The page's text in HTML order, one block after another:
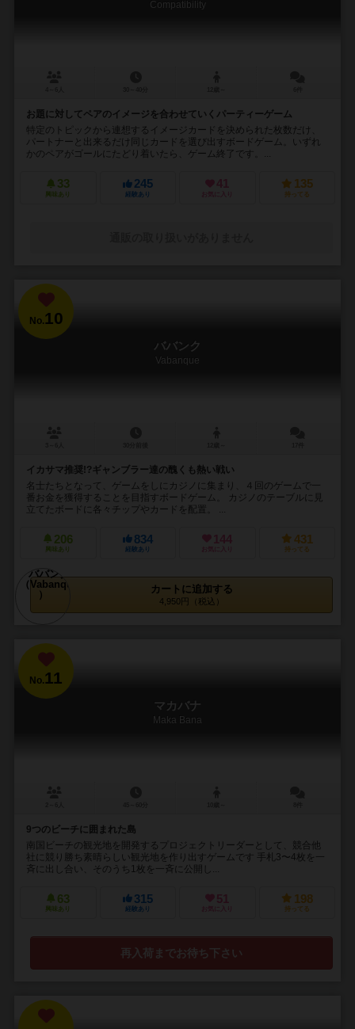
Compatibility
お題に対してペアのイメージを合わせていくパーティーゲーム
特定のトピックから連想するイメージカードを決められた枚数だけ、
パートナーと出来るだけ同じカードを選び出すボードゲーム。いずれ
かのペアがゴールにたどり着いたら、ゲーム終了です。...
33
興味あり
245
経験あり
41
お気に入り
135
持ってる
No. 10
ババンク
Vabanque
イカサマ推奨!?ギャンブラー達の醜くも熱い戦い
名士たちとなって、ゲームをしにカジノに集まり、４回のゲームで一
番お金を獲得することを目指すボードゲーム。 カジノのテーブルに見
立てたボードに各々チップやカードを配置。 ...
206
興味あり
834
経験あり
144
お気に入り
431
持ってる
カートに追加する
4,950円（税込）
No.11
マカバナ
Maka Bana
9つのビーチに囲まれた島
南国ビーチの観光地を開発するプロジェクトリーダーとして、競合他
社に競り勝ち素晴らしい観光地を作り出すゲームです 手札3〜4枚を一
斉に出し合い、そのうち1枚を一斉に公開し...
63
興味あり
315
経験あり
51
お気に入り
198
持ってる
再入荷までお待ち下さい